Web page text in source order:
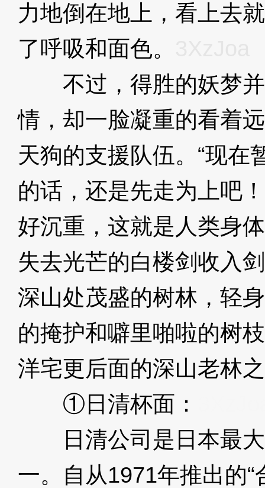
力地倒在地上，看上去
了呼吸和面色。
不过，得胜的妖梦并
情，却一脸凝重的看着
天狗的支援队伍。“现在
的话，还是先走为上吧
好沉重，这就是人类身
失去光芒的白楼剑收入
深山处茂盛的树林，轻
的掩护和噼里啪啦的树
洋宅更后面的深山老林
①日清杯面：
日清公司是日本最大
一。自从1971年推出的